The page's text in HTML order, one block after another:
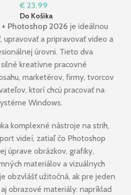
Acrobat 2020 Pro I
Windows
€ 23.99
Do Košíka
Photoshop 2026 je ideálnou
upravovať a pripravovať video a
úrovni. Tieto dva
kreatívne pracovné
marketérov, firmy, tvorcov
ktorí chcú pracovať na
Windows.
komplexné nástroje na strih,
videí, zatiaľ čo Photoshop
úprave obrázkov, grafiky,
materiálov a vizuálnych
obzvlášť užitočná, ak pre jeden
obrazové materiály: napríklad